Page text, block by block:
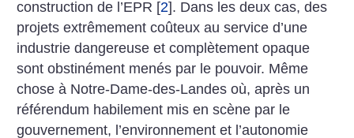
construction de l’EPR [2]. Dans les deux cas, des
projets extrêmement coûteux au service d’une
industrie dangereuse et complètement opaque
sont obstinément menés par le pouvoir. Même
chose à Notre-Dame-des-Landes où, après un
référendum habilement mis en scène par le
gouvernement, l’environnement et l’autonomie